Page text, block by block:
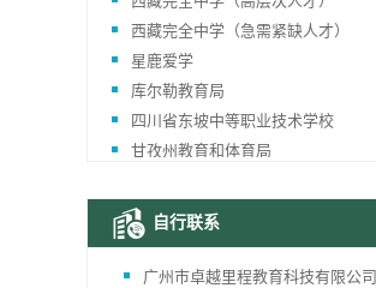
西藏完全中学（急需紧缺人才）
星鹿爱学
库尔勒教育局
四川省东坡中等职业技术学校
甘孜州教育和体育局
自行联系
广州市卓越里程教育科技有限公司